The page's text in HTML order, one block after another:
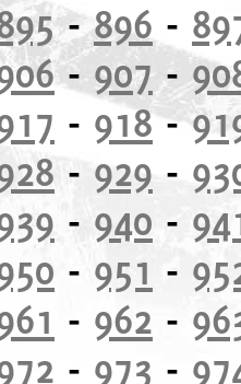
-896 -
- 907-
- 918-
- 929 -
- 940 -
- 951 -
- 962 -
- 973 -